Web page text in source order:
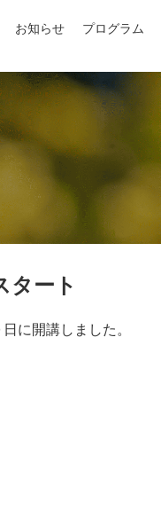
お知らせ プログラム
タート
に開講しました。